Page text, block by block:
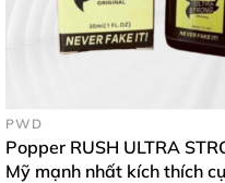
PWD
Popper RUSH ULTRA
Mỹ mạnh nhất kích thích